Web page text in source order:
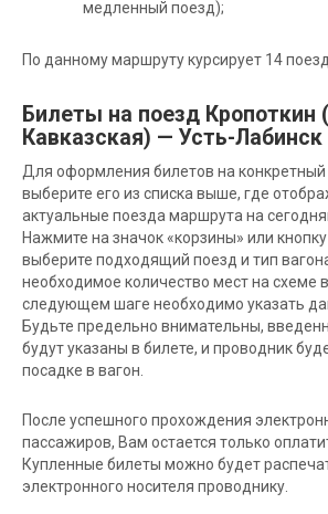
медленный поезд);
По данному маршруту курсирует 14
Билеты на поезд Кропоткин
Кавказская) — Усть-Лабинск
Для оформления билетов на
выберите его из списка выше, где
актуальные поезда маршрута на
Нажмите на значок «корзины» или кнопку
выберите подходящий поезд и тип
необходимое количество мест на схеме
следующем шаге необходимо указать
Будьте предельно внимательны,
будут указаны в билете, и проводник
посадке в вагон.
После успешного прохождения
пассажиров, Вам остается только
Купленные билеты можно будет
электронного носителя проводнику.